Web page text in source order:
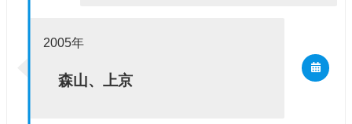
2005年
森山、上京